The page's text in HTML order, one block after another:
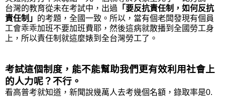
台灣的教育從未在考試中，出過 「要反抗責任制，如何反抗
責任制」 的考題，全國一致。所以，當有個老闆發現有個員
工會乖乖加班不要加班費耶，然後這病就散播到全國勞工身
上，所以責任制就這麼婊到全台灣勞工了。
考試這個制度，能不能幫助我們更有效利用社會上
的人力呢？不行。
看高普考就知道，新聞說幾萬人去考幾個名額，錄取率是0.